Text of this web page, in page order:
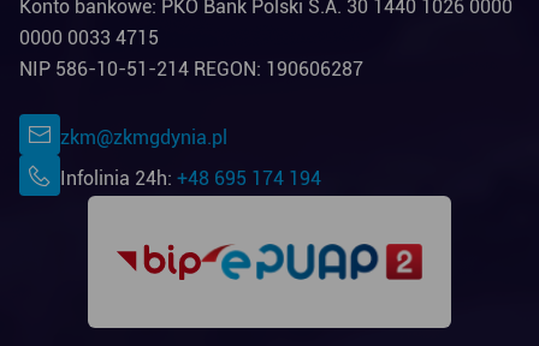
Konto bankowe: PKO Bank Polski S.A. 30 1440 1026 0000
0000 0033 4715
NIP 586-10-51-214 REGON: 190606287
zkm@zkmgdynia.pl
Infolinia 24h: +48 695 174 194